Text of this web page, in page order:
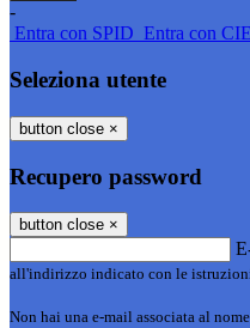
-
Entra con SPID Entra con CIE
Seleziona utente
button close ×
Recupero password
button close ×
all'indirizzo indicato con le
Non hai una e-mail associata al